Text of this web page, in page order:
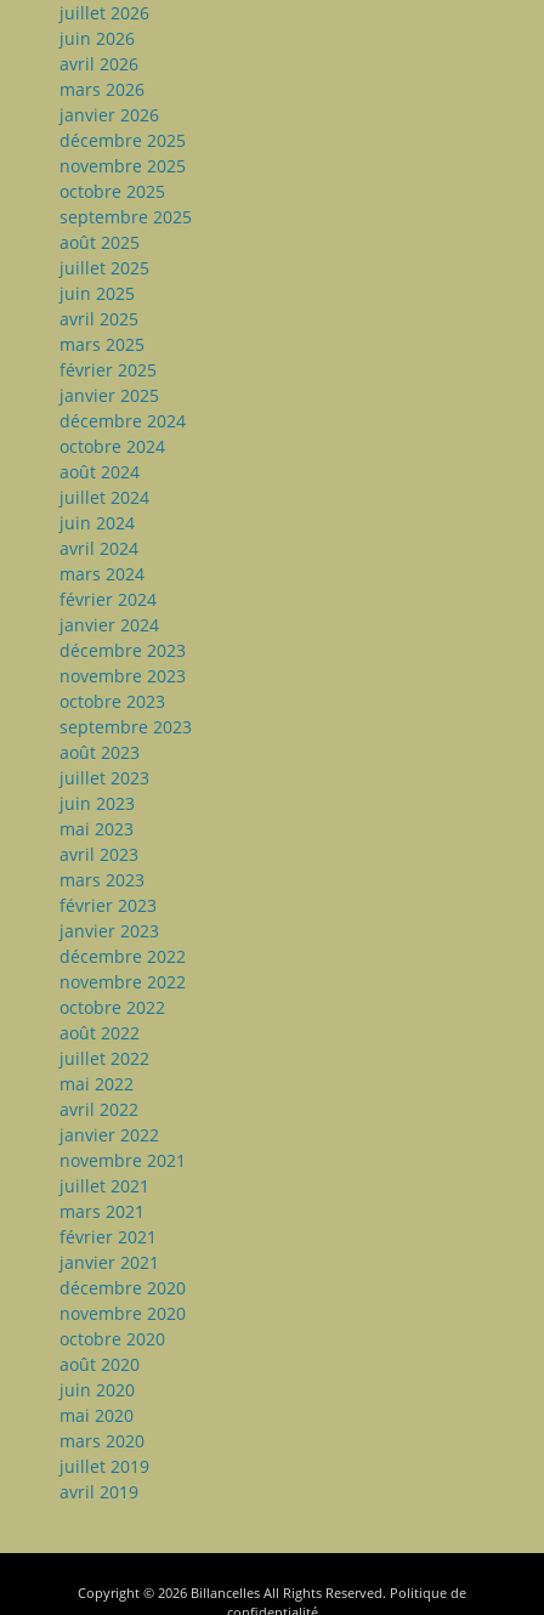
juillet 2026
juin 2026
avril 2026
mars 2026
janvier 2026
décembre 2025
novembre 2025
octobre 2025
septembre 2025
août 2025
juillet 2025
juin 2025
avril 2025
mars 2025
février 2025
janvier 2025
décembre 2024
octobre 2024
août 2024
juillet 2024
juin 2024
avril 2024
mars 2024
février 2024
janvier 2024
décembre 2023
novembre 2023
octobre 2023
septembre 2023
août 2023
juillet 2023
juin 2023
mai 2023
avril 2023
mars 2023
février 2023
janvier 2023
décembre 2022
novembre 2022
octobre 2022
août 2022
juillet 2022
mai 2022
avril 2022
janvier 2022
novembre 2021
juillet 2021
mars 2021
février 2021
janvier 2021
décembre 2020
novembre 2020
octobre 2020
août 2020
juin 2020
mai 2020
mars 2020
juillet 2019
avril 2019
Copyright © 2026 Billancelles All Rights Reserved. Politique de